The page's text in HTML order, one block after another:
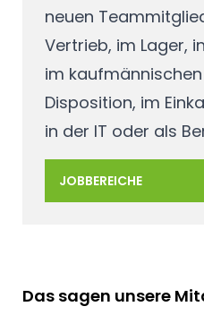
neuen
Vertrieb, im Lager,
im
Disposition, im
in der IT oder als
JOBBEREICHE
Das sagen unsere